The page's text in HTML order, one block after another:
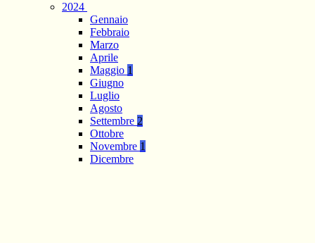
2024
Gennaio
Febbraio
Marzo
Aprile
Maggio 1
Giugno
Luglio
Agosto
Settembre 2
Ottobre
Novembre 1
Dicembre